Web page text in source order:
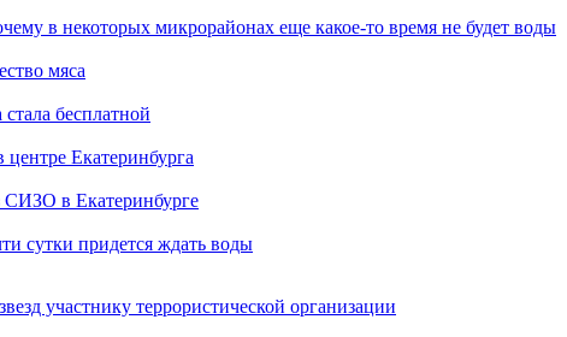
в некоторых микрорайонах еще какое-то время не будет воды
мяса
бесплатной
Екатеринбурга
СИЗО в Екатеринбурге
сутки придется ждать воды
участнику террористической организации